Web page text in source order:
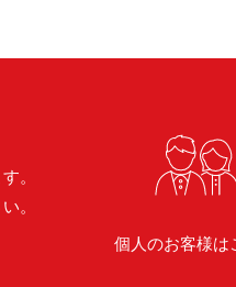
。
。
個人のお客様は